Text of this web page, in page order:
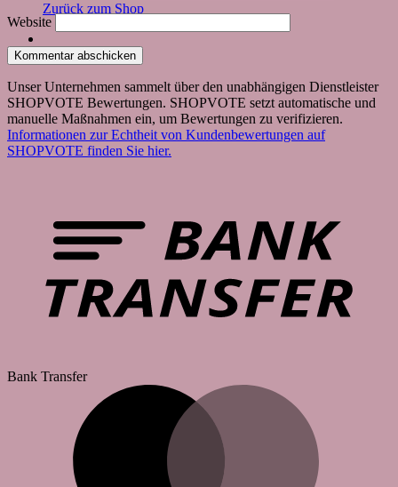
Zurück zum Shop
Website
Unser Unternehmen sammelt über den unabhängigen Dienstleister
SHOPVOTE Bewertungen. SHOPVOTE setzt automatische und
manuelle Maßnahmen ein, um Bewertungen zu verifizieren.
Informationen zur Echtheit von Kundenbewertungen auf
SHOPVOTE finden Sie hier.
Bank Transfer